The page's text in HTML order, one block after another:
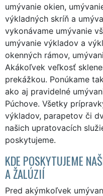
umývanie okien,
výkladných skríň a
vykonávame umývanie
umývanie výkladov a
okenných rámov,
Akákoľvek veľkosť
prekážkou. Ponúkame
ako aj pravidelné
Púchove. Všetky
výkladov, parapetov či
našich upratovacích
poskytujeme.
KDE POSKYTUJEME
A ŽALÚZIÍ
Pred akýmkoľvek